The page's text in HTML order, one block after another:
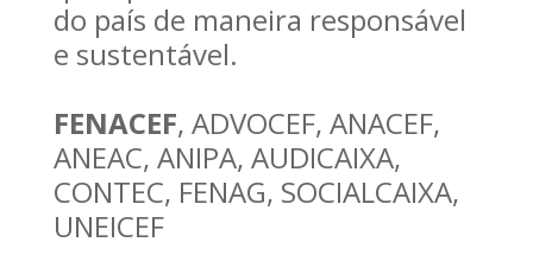
do país de maneira responsável
e sustentável.
FENACEF, ADVOCEF, ANACEF,
ANEAC, ANIPA, AUDICAIXA,
CONTEC, FENAG, SOCIALCAIXA,
UNEICEF